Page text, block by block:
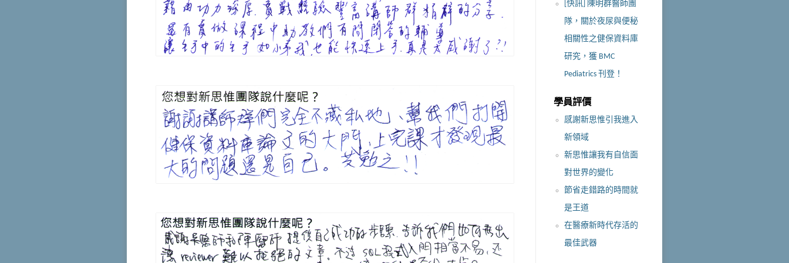
[快訊] 陳明群醫師團
隊，關於夜尿與便秘
相關性之健保資料庫
研究，獲 BMC
Pediatrics 刊登！
學員評價
感謝新思惟引我進入
新領域
新思惟讓我有自信面
對世界的變化
節省走錯路的時間就
是王道
在醫療新時代存活的
最佳武器